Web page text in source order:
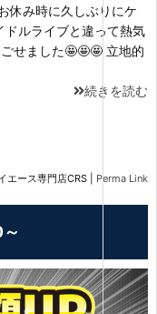
み時に久しぶりにケ
ルライブと違って熱気
せました🤩🤩🤩 立地的
続きを読む
エース専門店CRS Perma Link